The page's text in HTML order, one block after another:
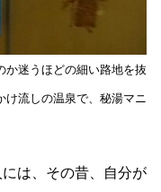
迷うほどの細い路地を抜
け流しの温泉で、秘湯マニ
は、その昔、自分が